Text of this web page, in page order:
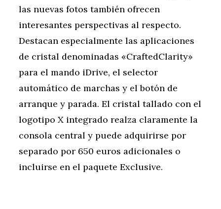
las nuevas fotos también ofrecen
interesantes perspectivas al respecto.
Destacan especialmente las aplicaciones
de cristal denominadas «CraftedClarity»
para el mando iDrive, el selector
automático de marchas y el botón de
arranque y parada. El cristal tallado con el
logotipo X integrado realza claramente la
consola central y puede adquirirse por
separado por 650 euros adicionales o
incluirse en el paquete Exclusive.